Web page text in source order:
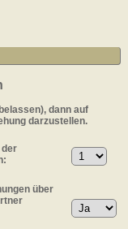
dann auf
darzustellen.
der
über